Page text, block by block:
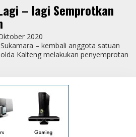
– lagi Semprotkan
2020
– kembali anggota satuan
Kalteng melakukan penyemprotan